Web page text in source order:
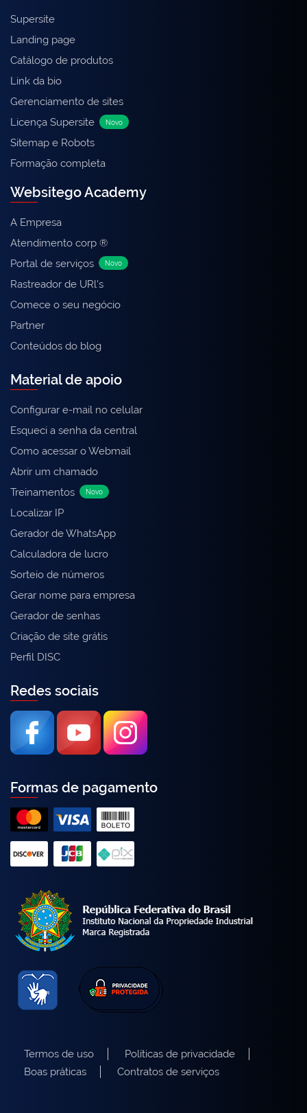
Supersite
Landing page
Catálogo de produtos
Link da bio
Gerenciamento de sites
Licença Supersite
Novo
Sitemap e Robots
Formação completa
Websitego Academy
A Empresa
Atendimento corp ®
Portal de serviços
Novo
Rastreador de URl's
Comece o seu negócio
Partner
Conteúdos do blog
Material de apoio
Configurar e-mail no celular
Esqueci a senha da central
Como acessar o Webmail
Abrir um chamado
Treinamentos
Novo
Localizar IP
Gerador de WhatsApp
Calculadora de lucro
Sorteio de números
Gerar nome para empresa
Gerador de senhas
Criação de site grátis
Perfil DISC
Redes sociais
Formas de pagamento
Termos de uso
Políticas de privacidade
Boas práticas
Contratos de serviços